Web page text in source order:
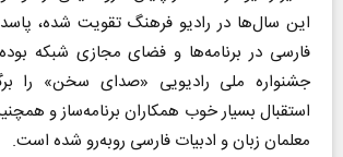
این سال‌ها در رادیو فرهنگ تقویت شده،
فارسی در برنامه‌ها و فضای مجازی شبکه
جشنواره ملی رادیویی «صدای سخن» را
استقبال بسیار خوب همکاران برنامه‌ساز و
معلمان زبان و ادبیات فارسی روبه‌رو شده است.